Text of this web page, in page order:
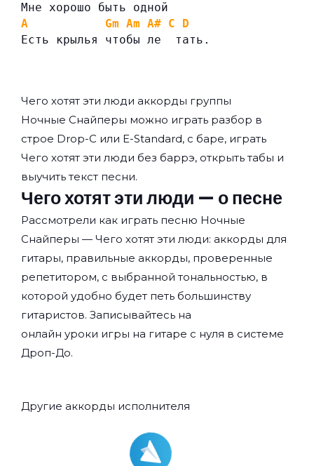
Мне хорошо быть одной
A
Gm Am A# C
D
Есть крылья чтобы ле  тать.
Чего хотят эти люди аккорды группы
Ночные Снайперы можно играть разбор в
строе Drop-C или E-Standard, с баре, играть
Чего хотят эти люди без баррэ, открыть табы и
выучить текст песни.
Чего хотят эти люди — о песне
Рассмотрели как играть песню Ночные
Снайперы — Чего хотят эти люди: аккорды для
гитары, правильные аккорды, проверенные
репетитором, с выбранной тональностью, в
которой удобно будет петь большинству
гитаристов. Записывайтесь на
онлайн уроки игры на гитаре с нуля в системе
Дроп-До.
Другие аккорды исполнителя